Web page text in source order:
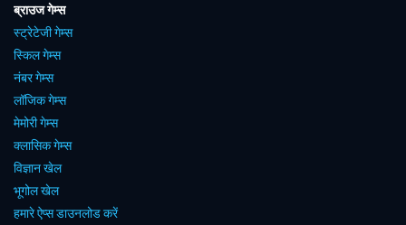
ब्राउज गेम्स
स्ट्रेटेजी गेम्स
स्किल गेम्स
नंबर गेम्स
लॉजिक गेम्स
मेमोरी गेम्स
क्लासिक गेम्स
विज्ञान खेल
भूगोल खेल
हमारे ऐप्स डाउनलोड करें